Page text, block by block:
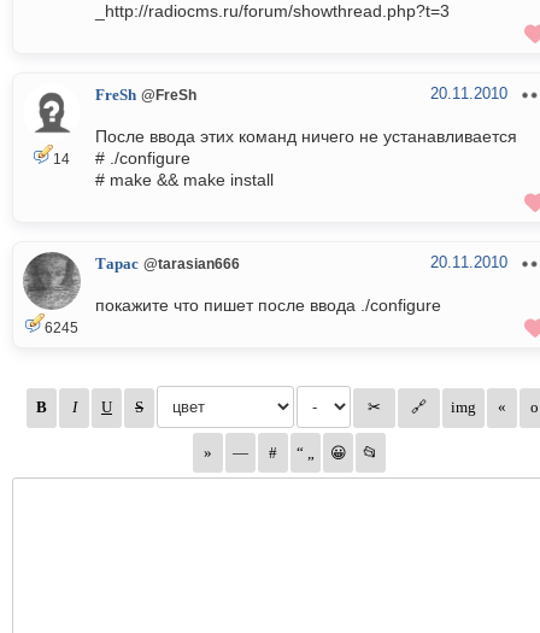
_http://radiocms.ru/forum/showthread.php?t=3
14
FreSh @FreSh 20.11.2010
После ввода этих команд ничего не устанавливается
# ./configure
# make && make install
6245
Тарас @tarasian666 20.11.2010
покажите что пишет после ввода ./configure